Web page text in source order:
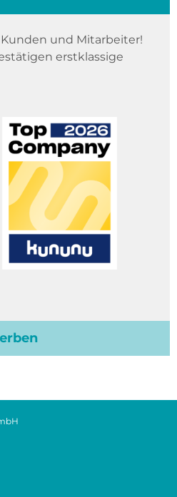
und Mitarbeiter!
erstklassige